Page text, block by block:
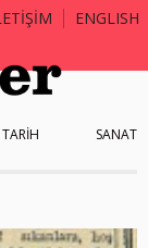
ENGLISH
TARİH SANAT